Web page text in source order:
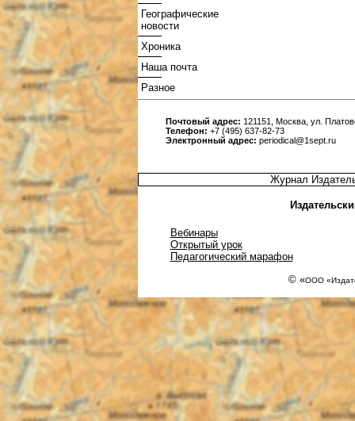
Географические
новости
Хроника
Наша почта
Разное
Почтовый адрес: 121151, Москва, ул.
Телефон: +7 (495) 637-82-73
Электронный адрес: periodical@1sept.ru
Журнал
Вебинары
Открытый урок
Педагогический марафон
© «ООО